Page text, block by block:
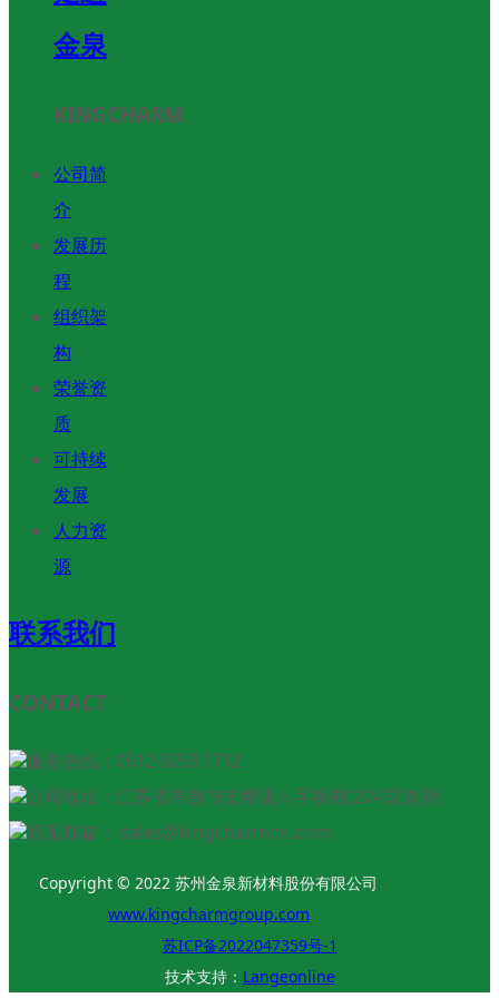
金泉
KINGCHARM
公司简
介
发展历
程
组织架
构
荣誉资
质
可持续
发展
人力资
源
联系我们
CONTACT
服务热线：0512-52551712
公司地址：江苏省常熟市支塘镇八字桥村(204国道旁)
联系邮箱： sales@kingcharmcn.com
Copyright © 2022 苏州金泉新材料股份有限公司
www.kingcharmgroup.com
苏ICP备2022047359号-1
技术支持： Langeonline